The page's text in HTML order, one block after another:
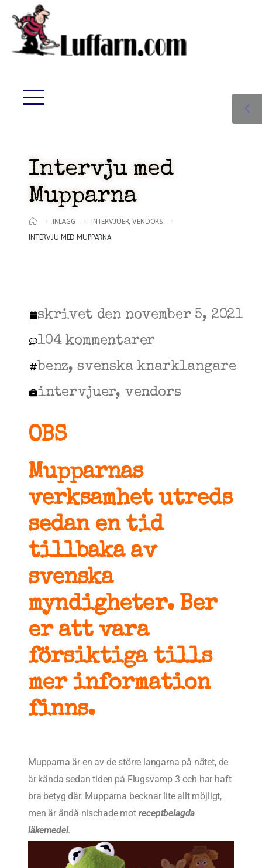
Intervju med
Mupparna
INLÄGG INTERVJUER,VENDORS
INTERVJU MED MUPPARNA
skrivet den november 5, 2021
104 kommentarer
benz, svenska knarklangare
intervjuer, vendors
OBS
Mupparnas
verksamhet utreds
sedan en tid
tillbaka av
svenska
myndigheter. Ber
er att vara
försiktiga tills
mer information
finns.
Mupparna är en av de större langarna på nätet, de
är kända sedan tiden på Flugsvamp 3 och har haft
bra betyg där. Mupparna becknar lite allt möjligt,
men är ändå nischade mot receptbelagda
läkemedel.